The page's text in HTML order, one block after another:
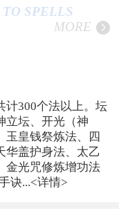
SPELLS
MORE
计300个法以上。坛
立坛、开光（神
玉皇钱祭炼法、四
华盖护身法、太乙
金光咒修炼增功法
诀...<详情>